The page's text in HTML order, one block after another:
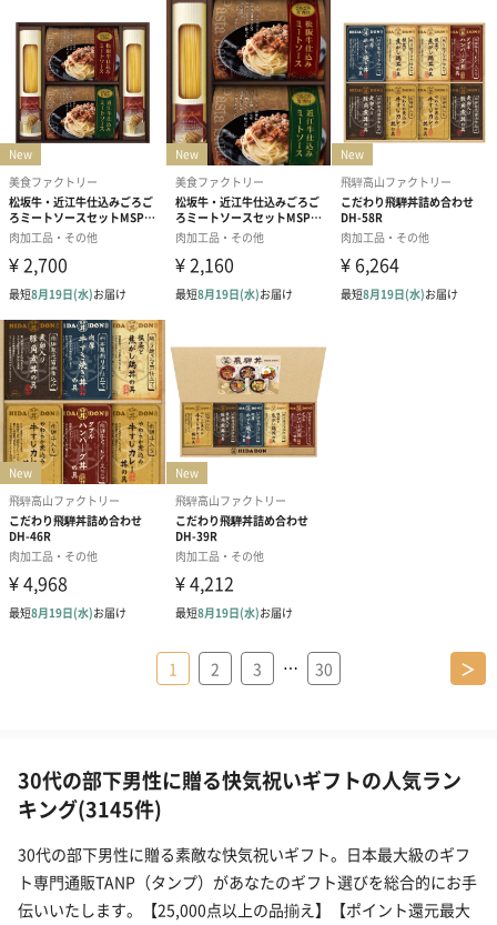
1 2 3 … 30 ＞
30代の部下男性に贈る快気祝いギフトの人気ラン
キング(3145件)
30代の部下男性に贈る素敵な快気祝いギフト。日本最大級のギフ
ト専門通販TANP（タンプ）があなたのギフト選びを総合的にお手
伝いいたします。【25,000点以上の品揃え】【ポイント還元最大